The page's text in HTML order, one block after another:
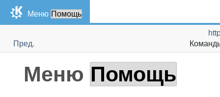
Меню Помощь
Пред.
Меню Помощь